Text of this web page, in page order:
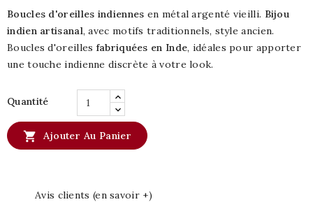
Boucles d'oreilles indiennes en métal argenté vieilli. Bijou
indien artisanal, avec motifs traditionnels, style ancien.
Boucles d'oreilles fabriquées en Inde, idéales pour apporter
une touche indienne discrète à votre look.
Quantité
 Ajouter Au Panier
Avis clients (en savoir +)